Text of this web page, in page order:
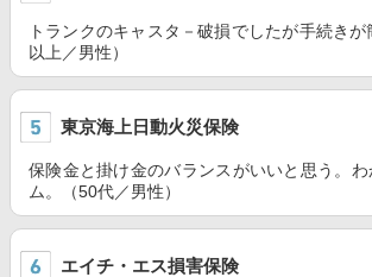
トランクのキャスタ－破損でしたが手続き
以上／男性）
東京海上日動火災保険
保険金と掛け金のバランスがいいと思う。
ム。（50代／男性）
エイチ・エス損害保険